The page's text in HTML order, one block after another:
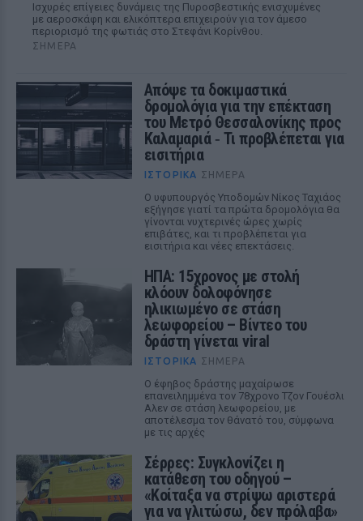
Ισχυρές επίγειες δυνάμεις της Πυροσβεστικής ενισχυμένες
με αεροσκάφη και ελικόπτερα επιχειρούν για τον άμεσο
περιορισμό της φωτιάς στο Στεφάνι Κορίνθου.
ΣΉΜΕΡΑ
Απόψε τα δοκιμαστικά
δρομολόγια για την επέκταση
του Μετρό Θεσσαλονίκης προς
Καλαμαριά ‑ Τι προβλέπεται για
εισιτήρια
ΙΣΤΟΡΙΚΆ ΣΉΜΕΡΑ
Ο υφυπουργός Υποδομών Νίκος Ταχιάος
εξήγησε γιατί τα πρώτα δρομολόγια θα
γίνονται νυχτερινές ώρες χωρίς
επιβάτες, και τι προβλέπεται για
εισιτήρια και νέες επεκτάσεις.
ΗΠΑ: 15χρονος με στολή
κλόουν δολοφόνησε
ηλικιωμένο σε στάση
λεωφορείου – Βίντεο του
δράστη γίνεται viral
ΙΣΤΟΡΙΚΆ ΣΉΜΕΡΑ
Ο έφηβος δράστης μαχαίρωσε
επανειλημμένα τον 78χρονο Τζον Γουέσλι
Αλεν σε στάση λεωφορείου, με
αποτέλεσμα τον θάνατό του, σύμφωνα
με τις αρχές
Σέρρες: Συγκλονίζει η
κατάθεση του οδηγού –
«Κοίταξα να στρίψω αριστερά
για να γλιτώσω, δεν πρόλαβα»